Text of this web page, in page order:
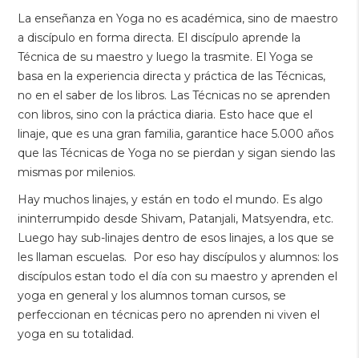
La enseñanza en Yoga no es académica, sino de maestro
a discípulo en forma directa. El discípulo aprende la
Técnica de su maestro y luego la trasmite. El Yoga se
basa en la experiencia directa y práctica de las Técnicas,
no en el saber de los libros. Las Técnicas no se aprenden
con libros, sino con la práctica diaria. Esto hace que el
linaje, que es una gran familia, garantice hace 5.000 años
que las Técnicas de Yoga no se pierdan y sigan siendo las
mismas por milenios.
Hay muchos linajes, y están en todo el mundo. Es algo
ininterrumpido desde Shivam, Patanjali, Matsyendra, etc.
Luego hay sub-linajes dentro de esos linajes, a los que se
les llaman escuelas. Por eso hay discípulos y alumnos: los
discípulos estan todo el día con su maestro y aprenden el
yoga en general y los alumnos toman cursos, se
perfeccionan en técnicas pero no aprenden ni viven el
yoga en su totalidad.